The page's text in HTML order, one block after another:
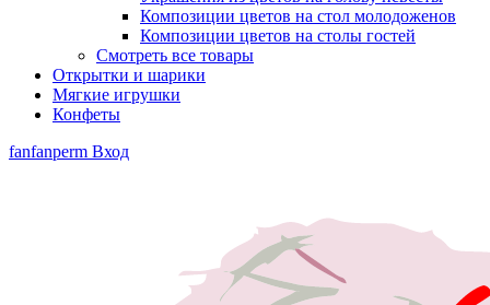
Композиции цветов на стол молодоженов
Композиции цветов на столы гостей
Смотреть все товары
Открытки и шарики
Мягкие игрушки
Конфеты
fanfanperm Вход